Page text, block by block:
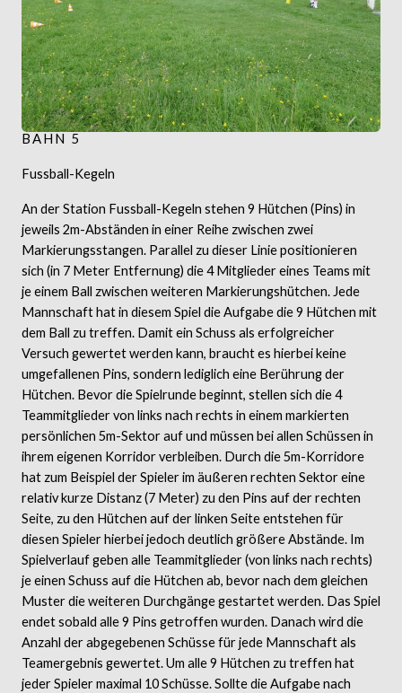
BAHN 5
Fussball-Kegeln
An der Station Fussball-Kegeln stehen 9 Hütchen (Pins) in
jeweils 2m-Abständen in einer Reihe zwischen zwei
Markierungsstangen. Parallel zu dieser Linie positionieren
sich (in 7 Meter Entfernung) die 4 Mitglieder eines Teams mit
je einem Ball zwischen weiteren Markierungshütchen. Jede
Mannschaft hat in diesem Spiel die Aufgabe die 9 Hütchen mit
dem Ball zu treffen. Damit ein Schuss als erfolgreicher
Versuch gewertet werden kann, braucht es hierbei keine
umgefallenen Pins, sondern lediglich eine Berührung der
Hütchen. Bevor die Spielrunde beginnt, stellen sich die 4
Teammitglieder von links nach rechts in einem markierten
persönlichen 5m-Sektor auf und müssen bei allen Schüssen in
ihrem eigenen Korridor verbleiben. Durch die 5m-Korridore
hat zum Beispiel der Spieler im äußeren rechten Sektor eine
relativ kurze Distanz (7 Meter) zu den Pins auf der rechten
Seite, zu den Hütchen auf der linken Seite entstehen für
diesen Spieler hierbei jedoch deutlich größere Abstände. Im
Spielverlauf geben alle Teammitglieder (von links nach rechts)
je einen Schuss auf die Hütchen ab, bevor nach dem gleichen
Muster die weiteren Durchgänge gestartet werden. Das Spiel
endet sobald alle 9 Pins getroffen wurden. Danach wird die
Anzahl der abgegebenen Schüsse für jede Mannschaft als
Teamergebnis gewertet. Um alle 9 Hütchen zu treffen hat
jeder Spieler maximal 10 Schüsse. Sollte die Aufgabe nach